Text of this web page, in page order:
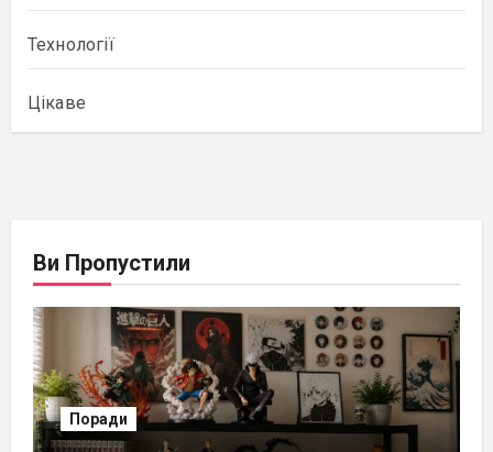
Технології
Цікаве
Ви Пропустили
Поради